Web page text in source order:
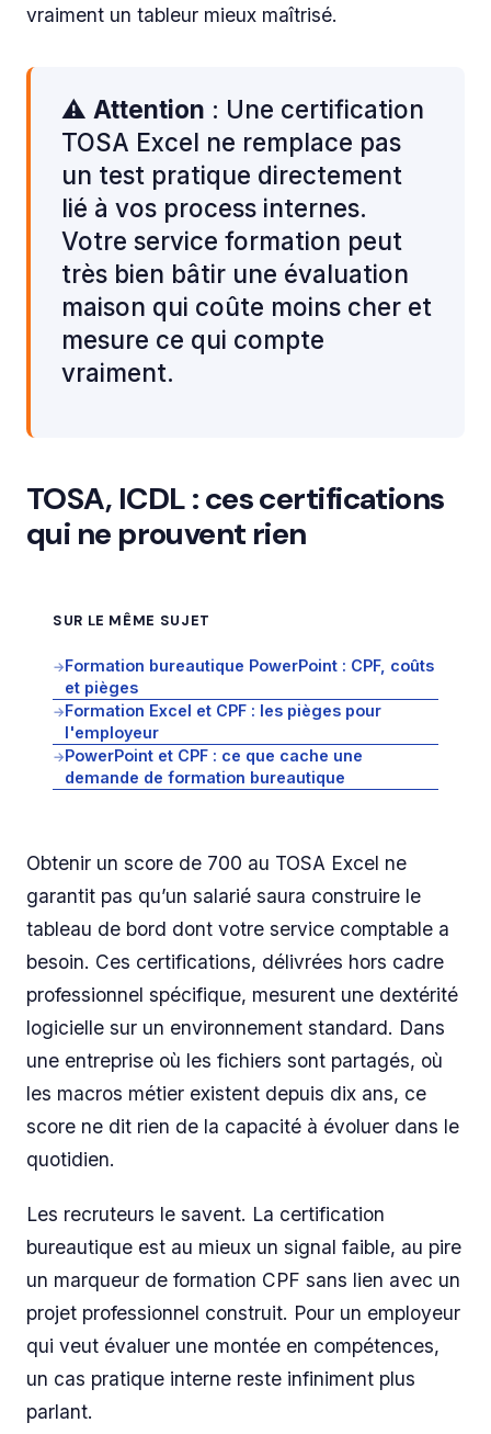
vraiment un tableur mieux maîtrisé.
⚠️ Attention : Une certification
TOSA Excel ne remplace pas
un test pratique directement
lié à vos process internes.
Votre service formation peut
très bien bâtir une évaluation
maison qui coûte moins cher et
mesure ce qui compte
vraiment.
TOSA, ICDL : ces certifications
qui ne prouvent rien
SUR LE MÊME SUJET
→Formation bureautique PowerPoint : CPF, coûts
et pièges
→Formation Excel et CPF : les pièges pour
l'employeur
→PowerPoint et CPF : ce que cache une
demande de formation bureautique
Obtenir un score de 700 au TOSA Excel ne
garantit pas qu’un salarié saura construire le
tableau de bord dont votre service comptable a
besoin. Ces certifications, délivrées hors cadre
professionnel spécifique, mesurent une dextérité
logicielle sur un environnement standard. Dans
une entreprise où les fichiers sont partagés, où
les macros métier existent depuis dix ans, ce
score ne dit rien de la capacité à évoluer dans le
quotidien.
Les recruteurs le savent. La certification
bureautique est au mieux un signal faible, au pire
un marqueur de formation CPF sans lien avec un
projet professionnel construit. Pour un employeur
qui veut évaluer une montée en compétences,
un cas pratique interne reste infiniment plus
parlant.